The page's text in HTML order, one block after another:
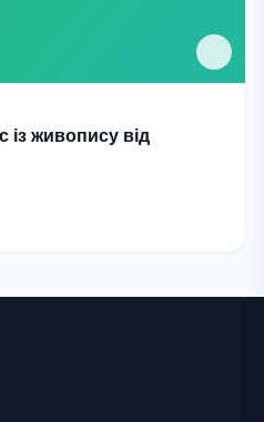
із живопису від